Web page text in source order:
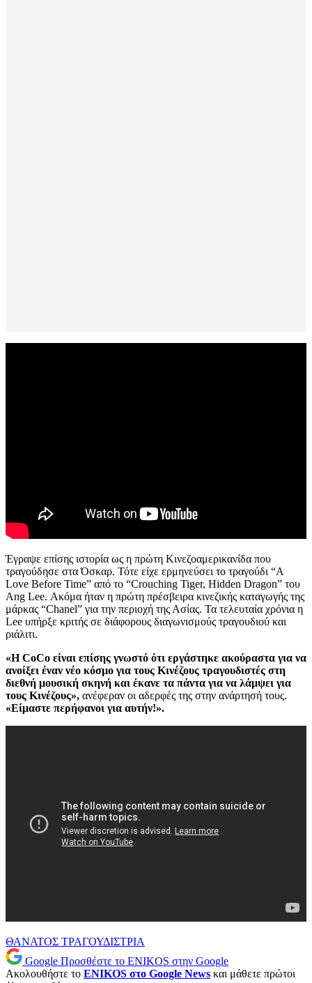
Έγραψε επίσης ιστορία ως η πρώτη Κινεζοαμερικανίδα που
τραγούδησε στα Όσκαρ. Τότε είχε ερμηνεύσει το τραγούδι “A
Love Before Time” από το “Crouching Tiger, Hidden Dragon” του
Ang Lee. Ακόμα ήταν η πρώτη πρέσβειρα κινεζικής καταγωγής της
μάρκας “Chanel” για την περιοχή της Ασίας. Τα τελευταία χρόνια η
Lee υπήρξε κριτής σε διάφορους διαγωνισμούς τραγουδιού και
ριάλιτι.
«Η CoCo είναι επίσης γνωστό ότι εργάστηκε ακούραστα για να
ανοίξει έναν νέο κόσμο για τους Κινέζους τραγουδιστές στη
διεθνή μουσική σκηνή και έκανε τα πάντα για να λάμψει για
τους Κινέζους», ανέφεραν οι αδερφές της στην ανάρτησή τους.
«Είμαστε περήφανοι για αυτήν!».
ΘΑΝΑΤΟΣ ΤΡΑΓΟΥΔΙΣΤΡΙΑ
Google Προσθέστε το ENIKOS στην Google
Ακολουθήστε το ENIKOS στο Google News και μάθετε πρώτοι